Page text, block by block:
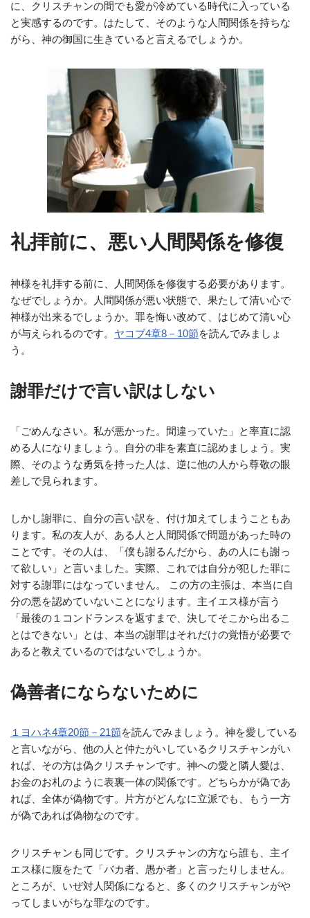
に、クリスチャンの間でも愛が冷めている時代に入っている
と実感するのです。はたして、そのような人間関係を持ちな
がら、神の御国に生きていると言えるでしょうか。
礼拝前に、悪い人間関係を修復
神様を礼拝する前に、人間関係を修復する必要があります。
なぜでしょうか。人間関係が悪い状態で、果たして清い心で
神様が出来るでしょうか。罪を悔い改めて、はじめて清い心
が与えられるのです。 ヤコブ4章8－10節を読んでみましょ
う。
謝罪だけで言い訳はしない
「ごめんなさい。私が悪かった。間違っていた」と率直に認
める人になりましょう。自分の非を素直に認めましょう。実
際、そのような勇気を持った人は、逆に他の人から尊敬の眼
差しで見られます。
しかし謝罪に、自分の言い訳を、付け加えてしまうこともあ
ります。私の友人が、ある人と人間関係で問題があった時の
ことです。その人は、「僕も謝るんだから、あの人にも謝っ
て欲しい」と言いました。実際、これでは自分が犯した罪に
対する謝罪にはなっていません。 この方の主張は、本当に自
分の悪を認めていないことになります。主イエス様が言う
「最後の１コンドランスを返すまで、決してそこから出るこ
とはできない」とは、本当の謝罪はそれだけの覚悟が必要で
あると教えているのではないでしょうか。
偽善者にならないために
１ヨハネ4章20節－21節を読んでみましょう。神を愛している
と言いながら、他の人と仲たがいしているクリスチャンがい
れば、その方は偽クリスチャンです。神への愛と隣人愛は、
お金のお札のように表裏一体の関係です。どちらかが偽であ
れば、全体が偽物です。片方がどんなに立派でも、もう一方
が偽であれば偽物なのです。
クリスチャンも同じです。クリスチャンの方なら誰も、主イ
エス様に腹をたて「バカ者、愚か者」と言ったりしません。
ところが、いぜ対人関係になると、多くのクリスチャンがや
ってしまいがちな罪なのです。